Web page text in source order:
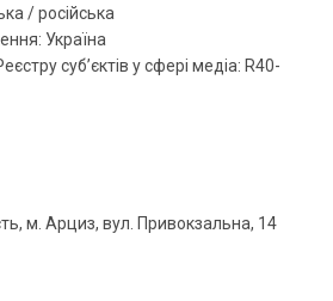
/ російська
Україна
суб’єктів у сфері медіа: R40-
м. Арциз, вул. Привокзальна, 14